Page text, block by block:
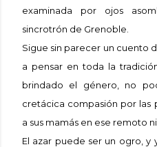
examinada por ojos
sincrotrón de Grenoble.
Sigue sin parecer un cuento
a pensar en toda la
brindado el género, no
cretácica compasión por las
a sus mamás en ese remoto
El azar puede ser un ogro, y